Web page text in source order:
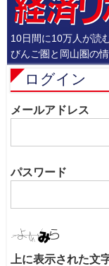
10日間に10万人が読
びんご圏と岡山圏の
ログイン
メールアドレス
パスワード
上に表示された文